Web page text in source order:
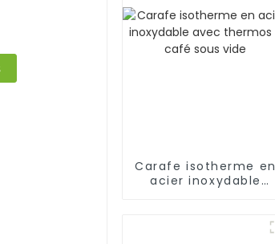
Carafe isotherme en
acier inoxydable